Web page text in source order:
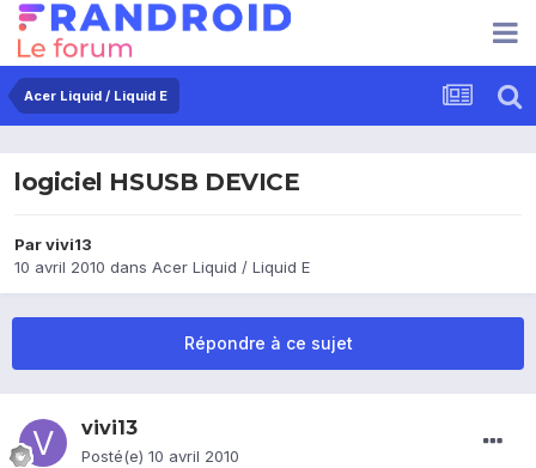
Acer Liquid / Liquid E
logiciel HSUSB DEVICE
Parvivi13
10 avril 2010 dans Acer Liquid / Liquid E
Répondre à ce sujet
vivi13
Posté(e) 10 avril 2010